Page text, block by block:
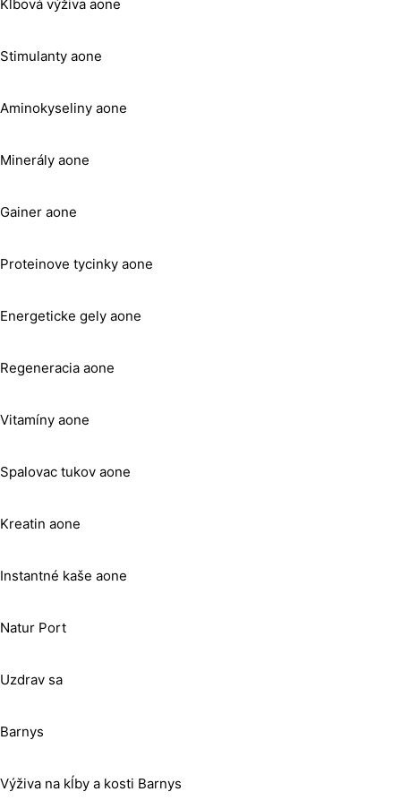
Kĺbová výživa aone
Stimulanty aone
Aminokyseliny aone
Minerály aone
Gainer aone
Proteinove tycinky aone
Energeticke gely aone
Regeneracia aone
Vitamíny aone
Spalovac tukov aone
Kreatin aone
Instantné kaše aone
Natur Port
Uzdrav sa
Barnys
Výživa na kĺby a kosti Barnys